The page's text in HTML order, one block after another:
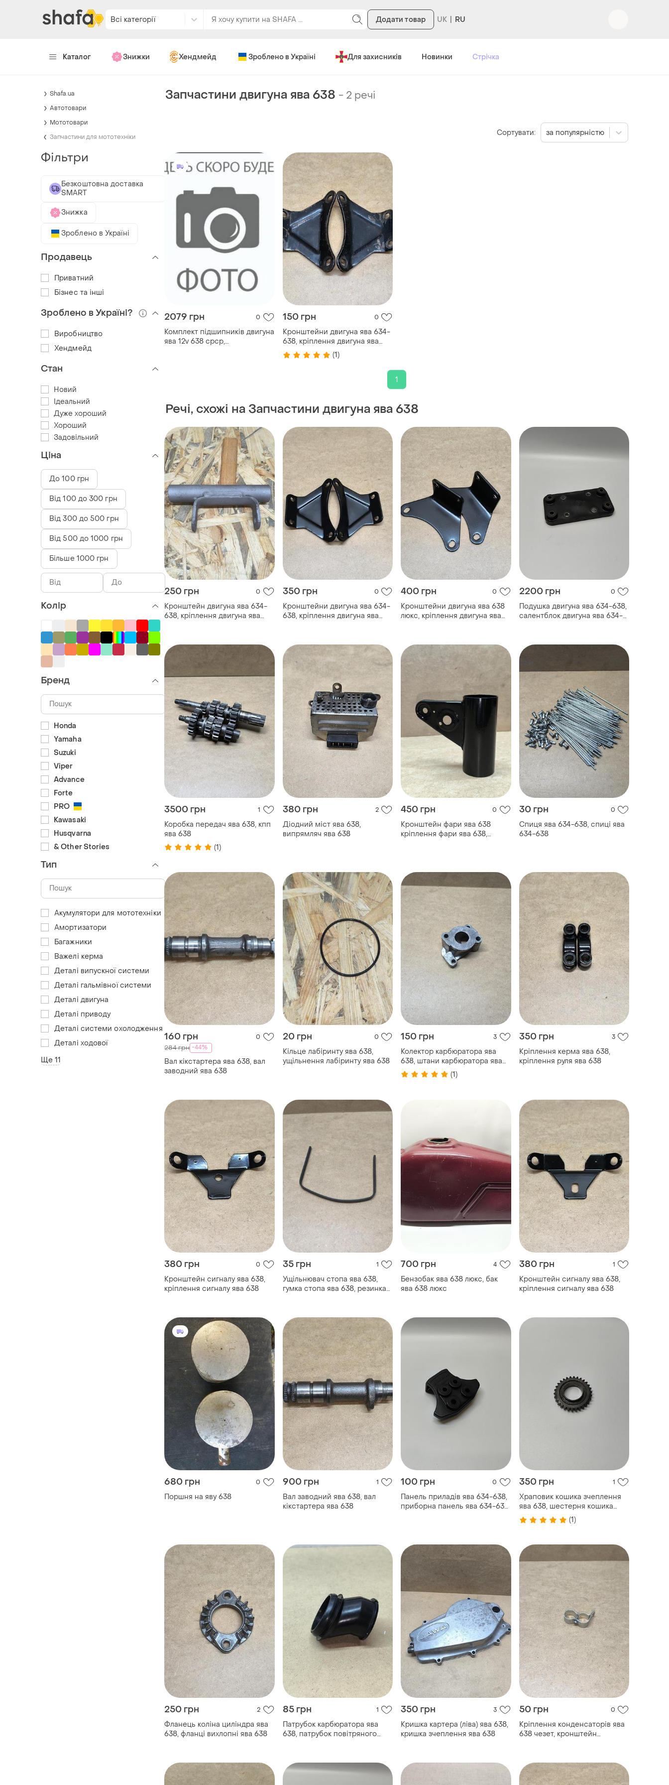
Всі категорії Додати товар RU
Каталог Знижки Хендмейд Зроблено в Україні Для захисників Новинки Стрічка
Запчастини двигуна ява 638 - 2 речі
2079 грн 0
Комплект підшипників двигуна
ява 12v 638 срср,
150 грн 0
Кронштейни двигуна ява 634-
638, кріплення двигуна ява
634-638, кронштейни
кріплення мотора ява 634-638
(1)
1
Речі, схожі на Запчастини двигуна ява 638
250 грн 0
Кронштейн двигуна ява 634-
638, кріплення двигуна ява
350 грн 0
Кронштейни двигуна ява 634-
638, кріплення двигуна ява
400 грн 0
Кронштейни двигуна ява 638
люкс, кріплення двигуна ява
люкс
2200 грн 0
Подушка двигуна ява 634-638,
салентблок двигуна ява 634-
3500 грн 1
Коробка передач ява 638, кпп
ява 638
(1)
380 грн 2
Діодний міст ява 638,
випрямляч ява 638
450 грн 0
Кронштейн фари ява 638
кріплення фари ява 638,
30 грн 0
Спиця ява 634-638, спиці ява
634-638
160 грн 0
284 грн -44%
Вал кікстартера ява 638, вал
заводний ява 638
20 грн 0
Кільце лабіринту ява 638,
ущільнення лабіринту ява 638
150 грн 3
Колектор карбюратора ява
638, штани карбюратора ява
638
(1)
350 грн 3
Кріплення керма ява 638,
кріплення руля ява 638
380 грн 0
Кронштейн сигналу ява 638,
кріплення сигналу ява 638
35 грн 1
Ущільнювач стопа ява 638,
гумка стопа ява 638, резинка
700 грн 4
Бензобак ява 638 люкс, бак
ява 638 люкс
380 грн 1
Кронштейн сигналу ява 638,
кріплення сигналу ява 638
680 грн 0
Поршня на яву 638
900 грн 1
Вал заводний ява 638, вал
кікстартера ява 638
100 грн 0
Панель приладів ява 634-638,
приборна панель ява 634-638,
350 грн 1
Храповик кошика зчеплення
ява 638, шестерня кошика
зчеплення ява 638, храповик
корзини зчеплення ява 638,
ява 638
(1)
250 грн 2
Фланець коліна циліндра ява
638, фланці вихлопні ява 638
85 грн 1
Патрубок карбюратора ява
638, патрубок повітряного
350 грн 3
Кришка картера (ліва) ява 638,
кришка зчеплення ява 638
50 грн 0
Кріплення конденсаторів ява
638 чезет, кронштейн
чезет
Сортувати: за популярністю
Shafa.ua
Автотовари
Мототовари
Запчастини для мототехніки
Фільтри
Безкоштовна доставка
SMART
Знижка
Зроблено в Україні
Продавець
Приватний
Бізнес та інші
Зроблено в Україні?
Виробництво
Хендмейд
Стан
Новий
Ідеальний
Дуже хороший
Хороший
Задовільний
Ціна
До 100 грн
Від 100 до 300 грн
Від 300 до 500 грн
Від 500 до 1000 грн
Більше 1000 грн
Колір
Бренд
Honda
Yamaha
Suzuki
Viper
Advance
Forte
PRO
Kawasaki
Husqvarna
& Other Stories
Тип
Акумулятори для мототехніки
Амортизатори
Багажники
Важелі керма
Деталі випускної системи
Деталі гальмівної системи
Деталі двигуна
Деталі приводу
Деталі системи охолодження
Деталі ходової
Ще 11